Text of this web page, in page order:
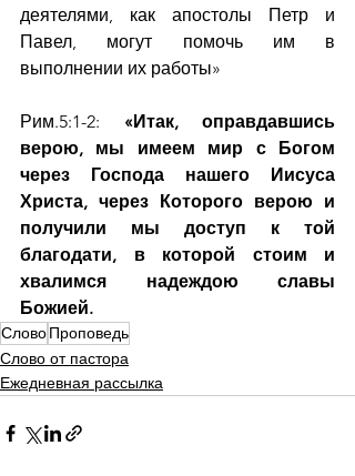
деятелями, как апостолы Петр и
Павел, могут помочь им в
выполнении их работы»
Рим.5:1-2: «Итак, оправдавшись
верою, мы имеем мир с Богом
через Господа нашего Иисуса
Христа, через Которого верою и
получили мы доступ к той
благодати, в которой стоим и
хвалимся надеждою славы
Божией.
СловоПроповедь
Слово от пастора
Ежедневная рассылка